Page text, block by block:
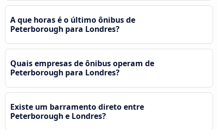
A que horas é o último ônibus de
Peterborough para Londres?
Quais empresas de ônibus operam de
Peterborough para Londres?
Existe um barramento direto entre
Peterborough e Londres?